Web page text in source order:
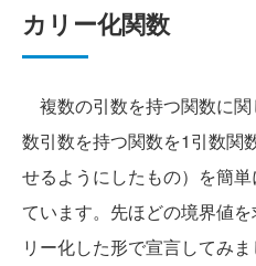
カリー化関数
複数の引数を持つ関数に関
数引数を持つ関数を1引数関
せるようにしたもの）を簡
ています。先ほどの境界値
リー化した形で宣言してみま